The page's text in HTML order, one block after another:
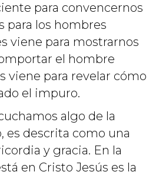
para convencernos
para los hombres
viene para mostrarnos
el hombre
viene para revelar cómo
el impuro.
algo de la
es descrita como una
y gracia. En la
en Cristo Jesús es la